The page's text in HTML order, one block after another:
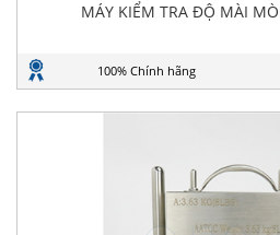
MÁY KIỂM TRA ĐỘ MÀI
100% Chính hãng